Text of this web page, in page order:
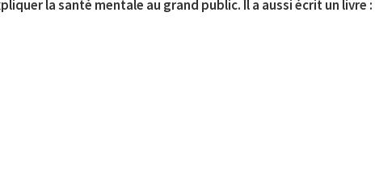
la santé mentale au grand public. Il a aussi écrit un livre :